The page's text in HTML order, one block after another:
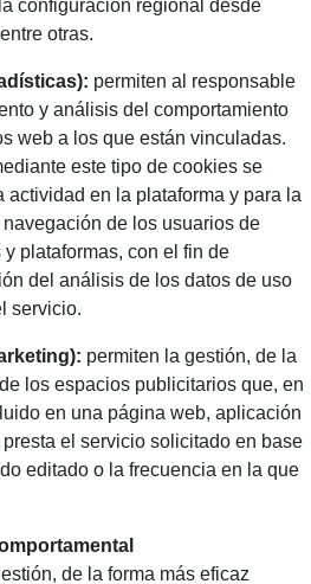
configuración regional desde
otras.
permiten al responsable
y análisis del comportamiento
web a los que están vinculadas.
este tipo de cookies se
en la plataforma y para la
de los usuarios de
plataformas, con el fin de
del análisis de los datos de uso
servicio.
permiten la gestión, de la
los espacios publicitarios que, en
en una página web, aplicación
el servicio solicitado en base
editado o la frecuencia en la que
de la forma más eficaz